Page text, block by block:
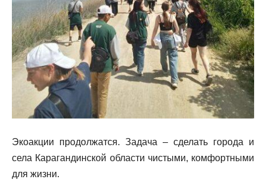
Экоакции продолжатся. Задача – сделать города и
села Карагандинской области чистыми, комфортными
для жизни.